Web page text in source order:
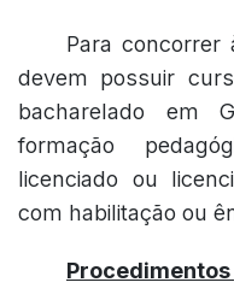
Para concorrer
devem possuir
bacharelado em
formação
licenciado ou
com habilitação ou